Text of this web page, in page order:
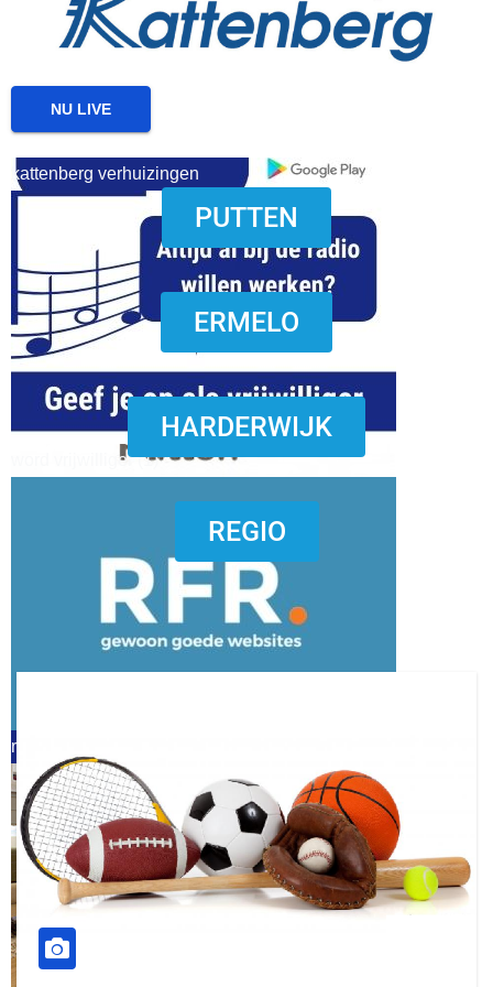
download onzze App
word vrijwilliger (1)
kattenberg verhuizingen
word vrijwilliger (1)
refreshed webdesign putten
NU LIVE
PUTTEN
ERMELO
HARDERWIJK
REGIO